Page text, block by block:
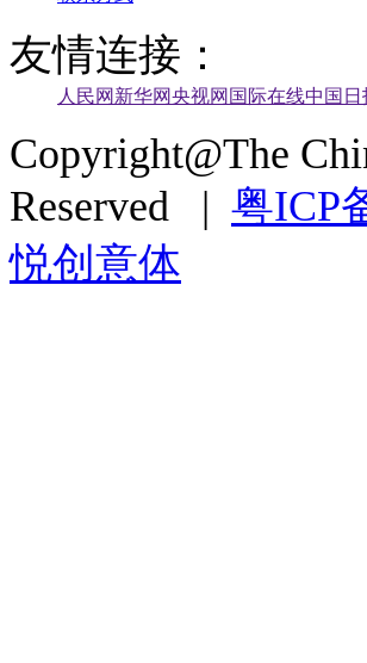
友情连接：
人民网 新华网央视网 国际在线中国日
Copyright@The
Reserved | 粤ICP
悦创意体